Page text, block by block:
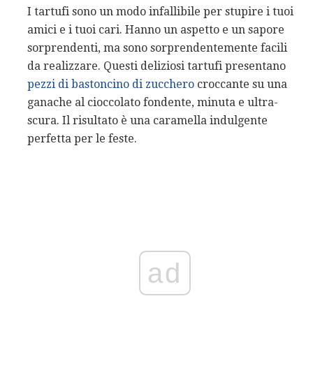
I tartufi sono un modo infallibile per stupire i tuoi
amici e i tuoi cari. Hanno un aspetto e un sapore
sorprendenti, ma sono sorprendentemente facili
da realizzare. Questi deliziosi tartufi presentano
pezzi di bastoncino di zucchero croccante su una
ganache al cioccolato fondente, minuta e ultra-
scura. Il risultato è una caramella indulgente
perfetta per le feste.
ad